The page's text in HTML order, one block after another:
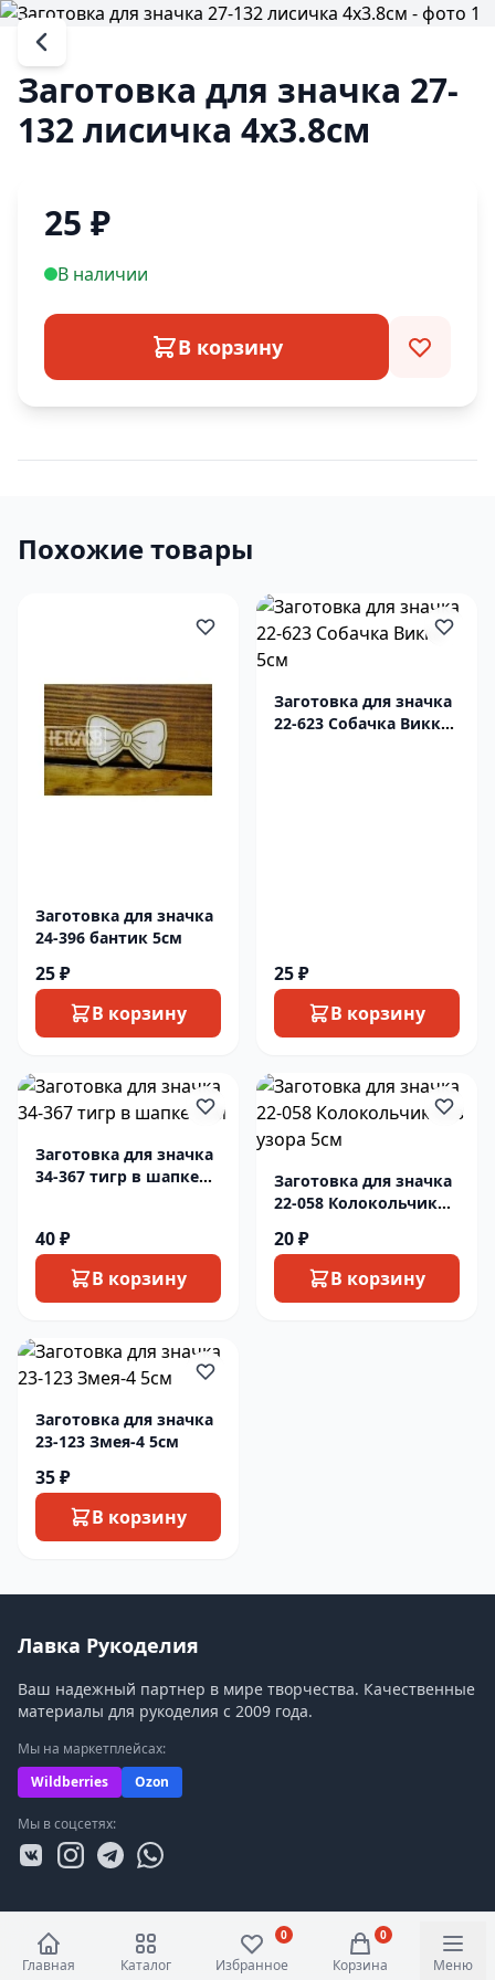
Заготовка для значка 27-
132 лисичка 4х3.8см
25 ₽
В наличии
В корзину
Похожие товары
Заготовка для значка
24-396 бантик 5см
25 ₽
В корзину
Заготовка для значка
22-623 Собачка Викки
25 ₽
В корзину
Заготовка для значка
34-367 тигр в шапке
40 ₽
В корзину
Заготовка для значка
22-058 Колокольчик
20 ₽
В корзину
Заготовка для значка
23-123 Змея-4 5см
35 ₽
В корзину
Лавка Рукоделия
Ваш надежный партнер в мире творчества. Качественные
материалы для рукоделия с 2009 года.
Мы на маркетплейсах:
Wildberries
Ozon
Мы в соцсетях:
Главная Каталог Избранное
0
Корзина
0
Меню